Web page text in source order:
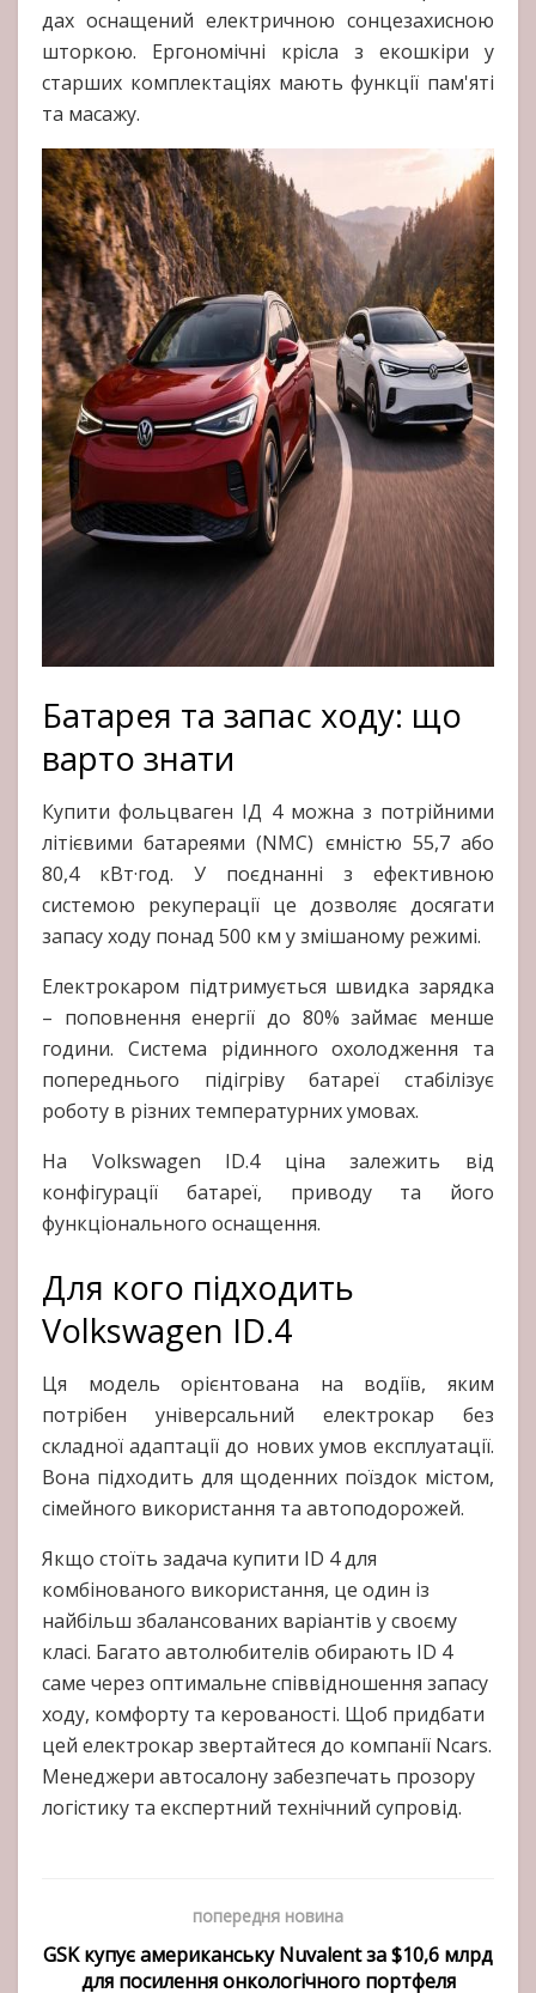
дах оснащений електричною сонцезахисною
шторкою. Ергономічні крісла з екошкіри у
старших комплектаціях мають функції пам'яті
та масажу.
Батарея та запас ходу: що
варто знати
Купити фольцваген ІД 4 можна з потрійними
літієвими батареями (NMC) ємністю 55,7 або
80,4 кВт·год. У поєднанні з ефективною
системою рекуперації це дозволяє досягати
запасу ходу понад 500 км у змішаному режимі.
Електрокаром підтримується швидка зарядка
– поповнення енергії до 80% займає менше
години. Система рідинного охолодження та
попереднього підігріву батареї стабілізує
роботу в різних температурних умовах.
На Volkswagen ID.4 ціна залежить від
конфігурації батареї, приводу та його
функціонального оснащення.
Для кого підходить
Volkswagen ID.4
Ця модель орієнтована на водіїв, яким
потрібен універсальний електрокар без
складної адаптації до нових умов експлуатації.
Вона підходить для щоденних поїздок містом,
сімейного використання та автоподорожей.
Якщо стоїть задача купити ID 4 для
комбінованого використання, це один із
найбільш збалансованих варіантів у своєму
класі. Багато автолюбителів обирають ID 4
саме через оптимальне співвідношення запасу
ходу, комфорту та керованості. Щоб придбати
цей електрокар звертайтеся до компанії Ncars.
Менеджери автосалону забезпечать прозору
логістику та експертний технічний супровід.
попередня новина
GSK купує американську Nuvalent за $10,6 млрд
для посилення онкологічного портфеля